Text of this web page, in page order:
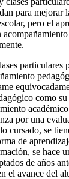
para mejorar
pero el
particulares
como
por una
cursado, se
de
se hace
de años
el avance del